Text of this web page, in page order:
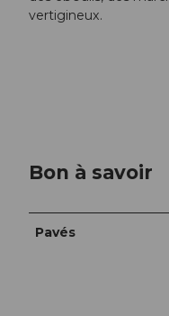
vertigineux.
Bon à savoir
Pavés